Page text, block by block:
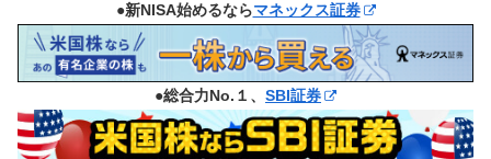
●新NISA始めるならマネックス証券
●総合力No.１、 SBI証券